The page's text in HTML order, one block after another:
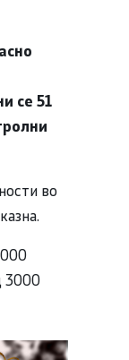
се 51
во
3000